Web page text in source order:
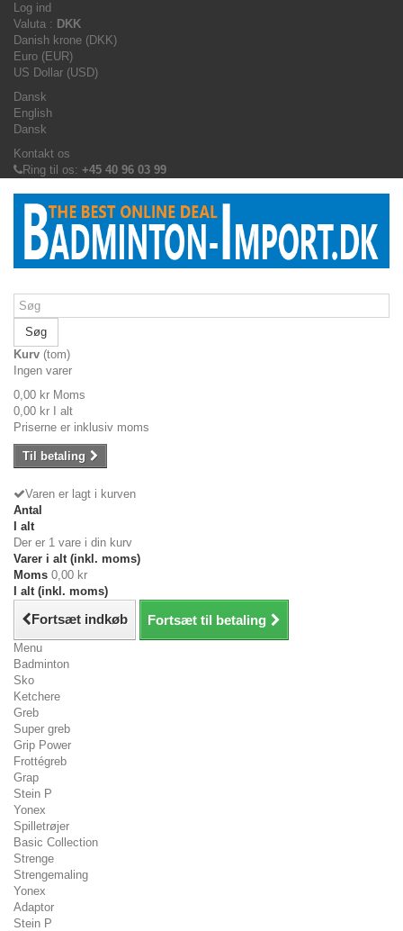
Log ind
Valuta : DKK
Danish krone (DKK)
Euro (EUR)
US Dollar (USD)
Dansk
English
Dansk
Kontakt os
Ring til os: +45 40 96 03 99
Søg
Kurv (tom)
Ingen varer
0,00 kr Moms
0,00 kr I alt
Priserne er inklusiv moms
Til betaling
Varen er lagt i kurven
Antal
I alt
Der er 1 vare i din kurv
Varer i alt (inkl. moms)
Moms 0,00 kr
I alt (inkl. moms)
Fortsæt indkøb Fortsæt til betaling
Menu
Badminton
Sko
Ketchere
Greb
Super greb
Grip Power
Frottégreb
Grap
Stein P
Yonex
Spilletrøjer
Basic Collection
Strenge
Strengemaling
Yonex
Adaptor
Stein P